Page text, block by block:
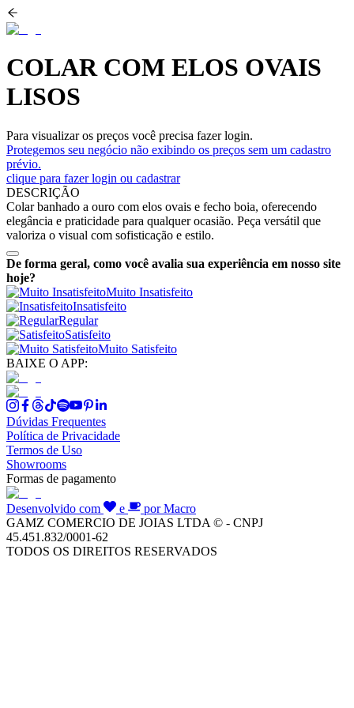
COLAR COM ELOS OVAIS
LISOS
Para visualizar os preços você precisa fazer login.
Protegemos seu negócio não exibindo os preços sem um cadastro
prévio.
clique para fazer login ou cadastrar
DESCRIÇÃO
Colar banhado a ouro com elos ovais e fecho boia, oferecendo
elegância e praticidade para qualquer ocasião. Peça versátil que
valoriza o visual com sofisticação e estilo.
De forma geral, como você avalia sua experiência em nosso site
hoje?
Muito Insatisfeito
Insatisfeito
Regular
Satisfeito
Muito Satisfeito
BAIXE O APP:
Dúvidas Frequentes
Política de Privacidade
Termos de Uso
Showrooms
Formas de pagamento
Desenvolvido com e
por Macro
GAMZ COMERCIO DE JOIAS LTDA © - CNPJ
45.451.832/0001-62
TODOS OS DIREITOS RESERVADOS